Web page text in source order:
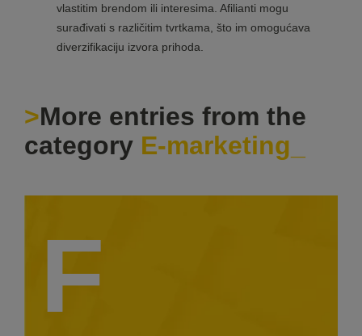
vlastitim brendom ili interesima. Afilianti mogu
surađivati s različitim tvrtkama, što im omogućava
diverzifikaciju izvora prihoda.
More entries from the
category E-marketing
F